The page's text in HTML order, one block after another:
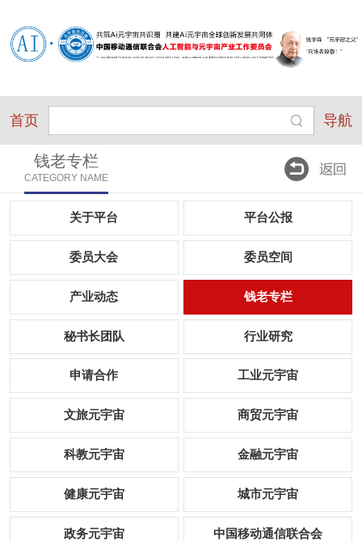
首页 导航
钱老专栏
CATEGORY NAME
关于平台 平台公报
委员大会 委员空间
产业动态 钱老专栏
秘书长团队 行业研究
申请合作 工业元宇宙
文旅元宇宙 商贸元宇宙
科教元宇宙 金融元宇宙
健康元宇宙 城市元宇宙
政务元宇宙 中国移动通信联合会